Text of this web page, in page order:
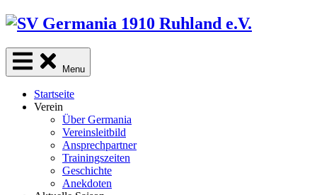
Skip
content
Menu
Startseite
Verein
Über Germania
Vereinsleitbild
Ansprechpartner
Trainingszeiten
Geschichte
Anekdoten